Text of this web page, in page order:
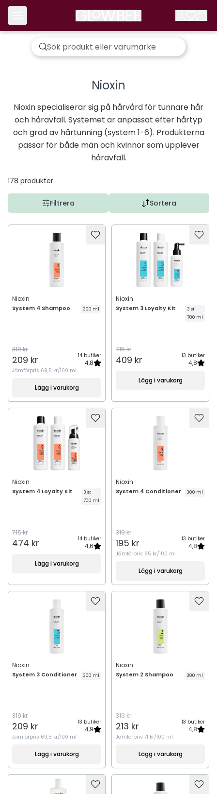
Nioxin
Nioxin specialiserar sig på hårvård för tunnare hår
och håravfall. Systemet är anpassat efter hårtyp
och grad av hårtunning (system 1-6). Produkterna
passar för både män och kvinnor som upplever
håravfall.
178 produkter
Filtrera Sortera
Nioxin
System 4 Shampoo 300 ml
319 kr
209 kr 14 butiker
4,8
Jämförpris 69,5 kr/100 ml
Lägg i varukorg
Nioxin
System 3 Loyalty Kit
3 st
700 ml
715 kr
409 kr 13 butiker
4,8
Lägg i varukorg
Nioxin
System 4 Loyalty Kit
3 st
700 ml
715 kr
474 kr 14 butiker
4,6
Lägg i varukorg
Nioxin
System 4 Conditioner 300 ml
319 kr
195 kr 13 butiker
4,8
Jämförpris 65 kr/100 ml
Lägg i varukorg
Nioxin
System 3 Conditioner 300 ml
319 kr
209 kr 13 butiker
4,9
Jämförpris 69,5 kr/100 ml
Lägg i varukorg
Nioxin
System 2 Shampoo 300 ml
319 kr
213 kr 13 butiker
4,8
Jämförpris 71 kr/100 ml
Lägg i varukorg